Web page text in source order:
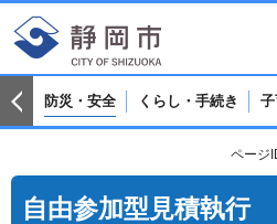
防災・安全 くらし・手続き
ページ
自由参加型見積執行